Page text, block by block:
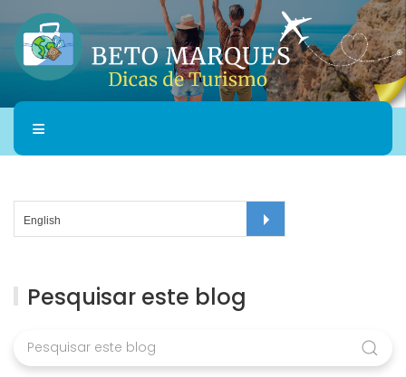
Pesquisar este blog